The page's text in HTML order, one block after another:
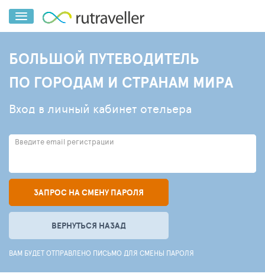
БОЛЬШОЙ ПУТЕВОДИТЕЛЬ
ПО ГОРОДАМ И СТРАНАМ МИРА
Вход в личный кабинет отельера
Введите email регистрации
ЗАПРОС НА СМЕНУ ПАРОЛЯ
ВЕРНУТЬСЯ НАЗАД
ВАМ БУДЕТ ОТПРАВЛЕНО ПИСЬМО ДЛЯ СМЕНЫ ПАРОЛЯ